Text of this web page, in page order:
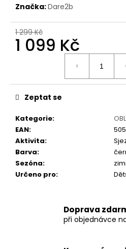
Značka:Dare2b
1 299 Kč
1 099 Kč
Kategorie:
EAN:
Aktivita:
Barva:
Sezóna:
Určeno pro:
Zeptat se
Doprava
při objednávce
č
u